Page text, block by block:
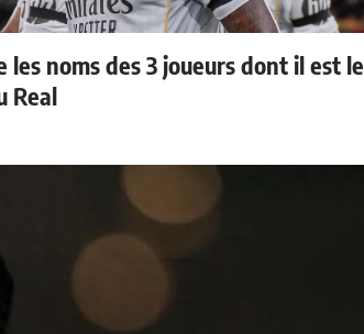
les noms des 3 joueurs dont il est le
Real